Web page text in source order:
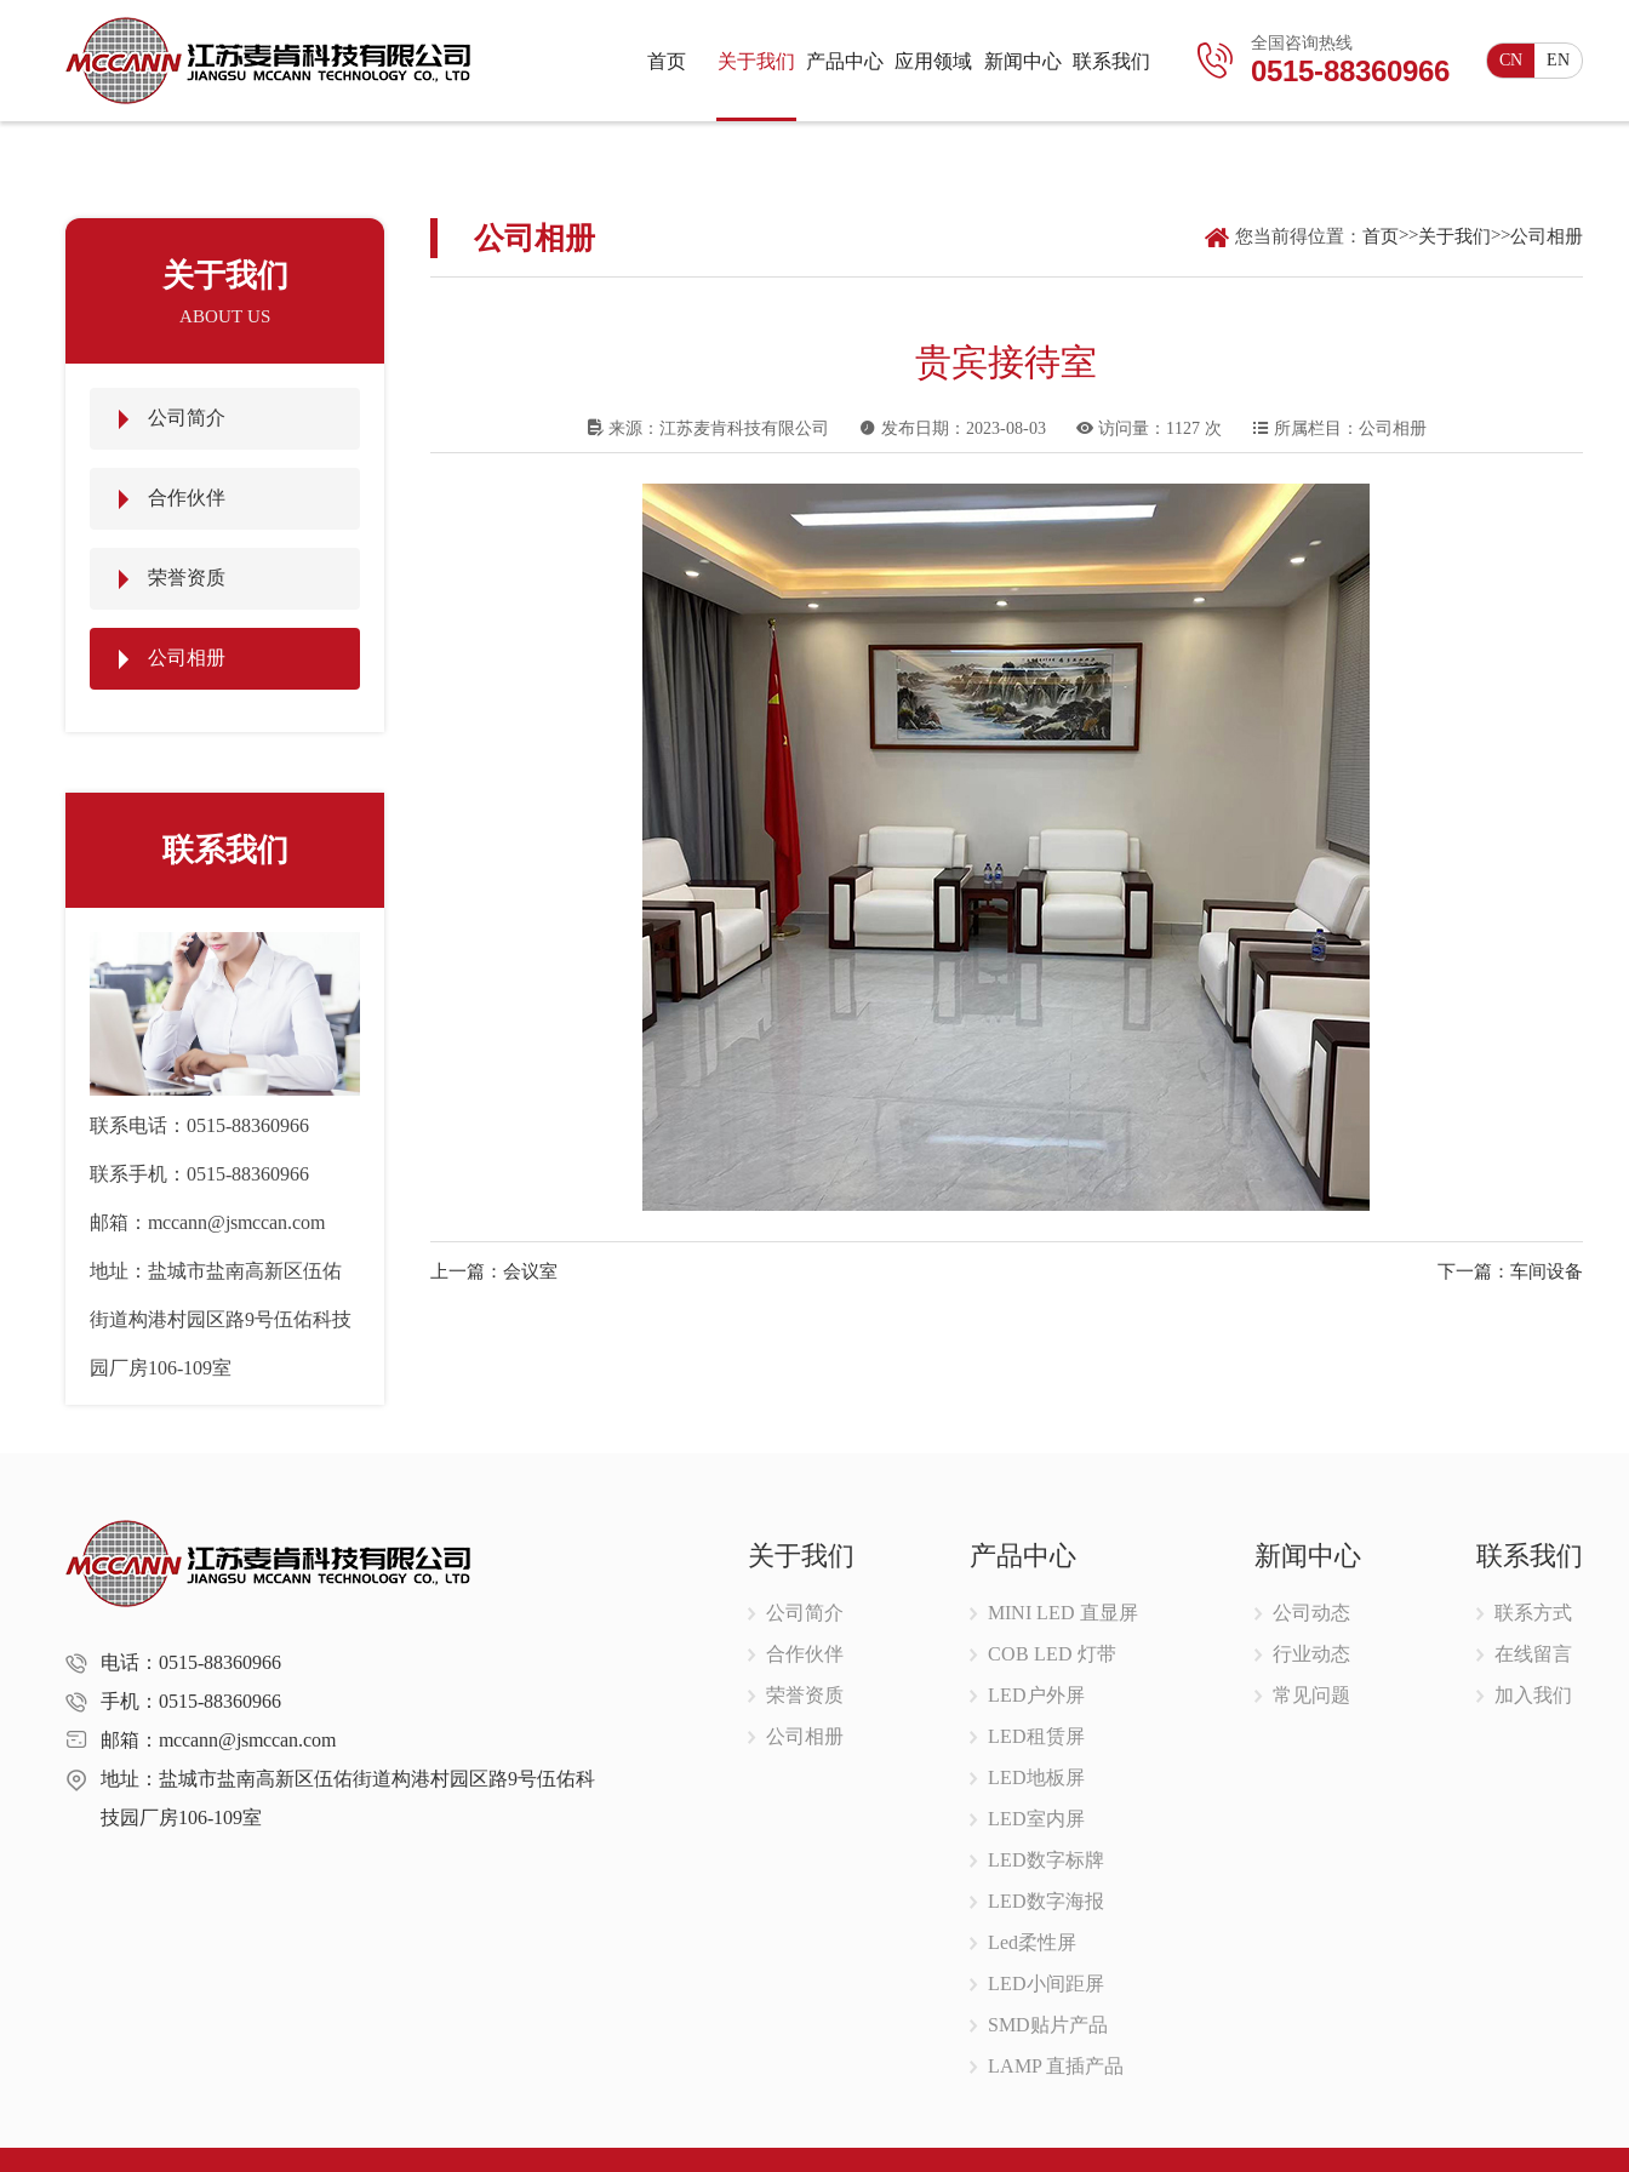
首页 关于我们 产品中心 应用领域 新闻中心 联系我们  全国咨询热线
0515-88360966 CN EN
关于我们
ABOUT US
公司简介
合作伙伴
荣誉资质
公司相册
联系我们
联系电话：0515-88360966
联系手机：0515-88360966
邮箱：mccann@jsmccan.com
地址：盐城市盐南高新区伍佑
街道构港村园区路9号伍佑科技
园厂房106-109室
公司相册  您当前得位置： 首页>>关于我们>>公司相册
贵宾接待室
 来源：江苏麦肯科技有限公司  发布日期：2023-08-03  访问量：1127 次  所属栏目：公司相册
上一篇：会议室 下一篇：车间设备
电话：0515-88360966
手机：0515-88360966
邮箱：mccann@jsmccan.com
地址：盐城市盐南高新区伍佑街道构港村园区路9号伍佑科
技园厂房106-109室
关于我们
公司简介
合作伙伴
荣誉资质
公司相册
产品中心
MINI LED 直显屏
COB LED 灯带
LED户外屏
LED租赁屏
LED地板屏
LED室内屏
LED数字标牌
LED数字海报
Led柔性屏
LED小间距屏
SMD贴片产品
LAMP 直插产品
新闻中心
公司动态
行业动态
常见问题
联系我们
联系方式
在线留言
加入我们